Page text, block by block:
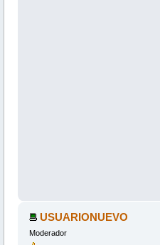
USUARIONUEVO
Moderador